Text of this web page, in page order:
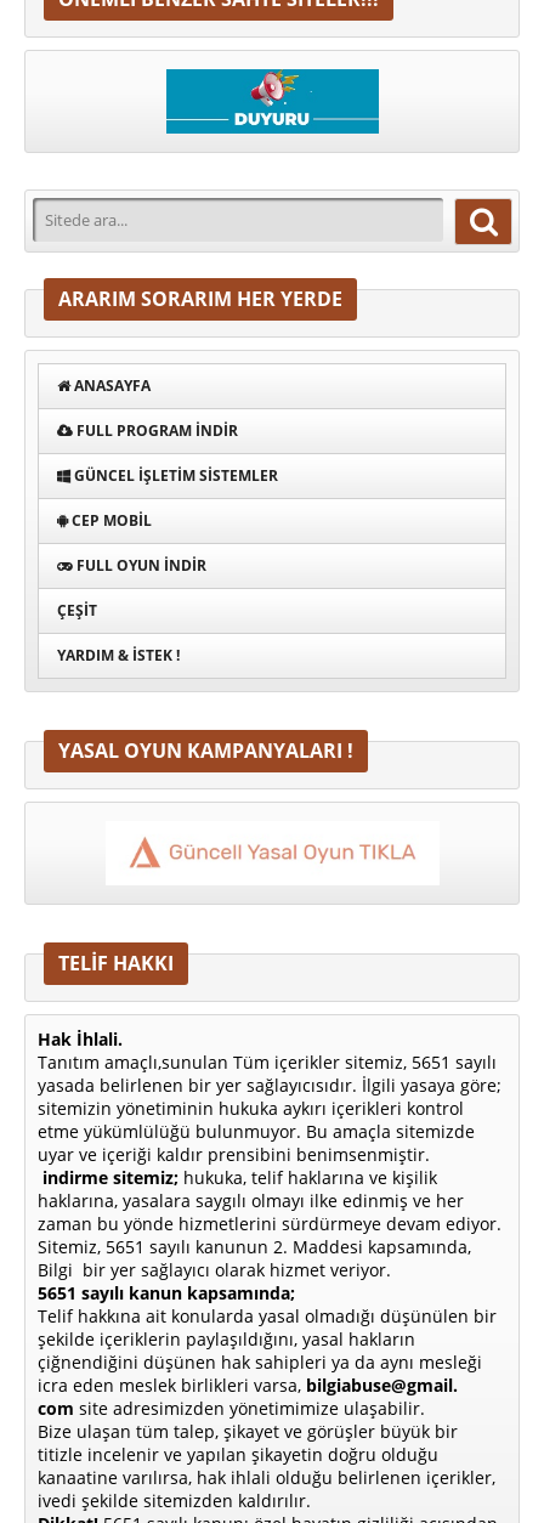
ARARIM SORARIM HER YERDE
ANASAYFA
FULL PROGRAM INDIR
GÜNCEL İŞLETIM SISTEMLER
CEP MOBIL
FULL OYUN İNDIR
ÇEŞIT
YARDIM & İSTEK !
YASAL OYUN KAMPANYALARI !
TELİF HAKKI
Hak İhlali.
Tanıtım amaçlı,sunulan Tüm içerikler sitemiz, 5651 sayılı
yasada belirlenen bir yer sağlayıcısıdır. İlgili yasaya göre;
sitemizin yönetiminin hukuka aykırı içerikleri kontrol
etme yükümlülüğü bulunmuyor. Bu amaçla sitemizde
uyar ve içeriği kaldır prensibini benimsenmiştir.
indirme sitemiz; hukuka, telif haklarına ve kişilik
haklarına, yasalara saygılı olmayı ilke edinmiş ve her
zaman bu yönde hizmetlerini sürdürmeye devam ediyor.
Sitemiz, 5651 sayılı kanunun 2. Maddesi kapsamında,
Bilgi bir yer sağlayıcı olarak hizmet veriyor.
5651 sayılı kanun kapsamında;
Telif hakkına ait konularda yasal olmadığı düşünülen bir
şekilde içeriklerin paylaşıldığını, yasal hakların
çiğnendiğini düşünen hak sahipleri ya da aynı mesleği
icra eden meslek birlikleri varsa, bilgiabuse@gmail.
com site adresimizden yönetimimize ulaşabilir.
Bize ulaşan tüm talep, şikayet ve görüşler büyük bir
titizle incelenir ve yapılan şikayetin doğru olduğu
kanaatine varılırsa, hak ihlali olduğu belirlenen içerikler,
ivedi şekilde sitemizden kaldırılır.